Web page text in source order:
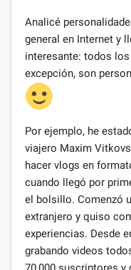
Analicé
general en Internet y
interesante: todos
excepción, son
Por ejemplo, he
viajero Maxim
hacer vlogs en
cuando llegó por
el bolsillo. Comenzó
extranjero y quiso
experiencias. Desde
grabando videos